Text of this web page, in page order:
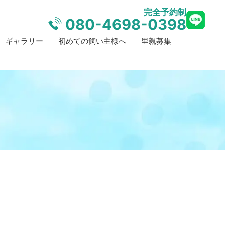
ギャラリー 初めての飼い主様へ 里親募集
完全予約制
080-4698-0398